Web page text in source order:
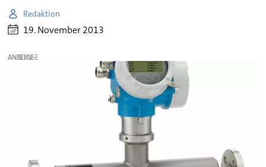
Redaktion
19. November 2013
ANZEIGE